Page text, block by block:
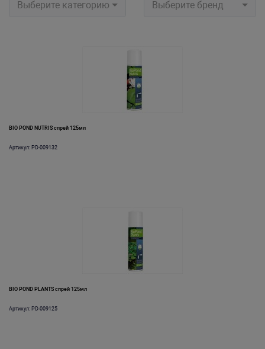
Выберите категорию Выберите бренд
BIO POND NUTRIS спрей 125мл
Артикул: PD-009132
BIO POND PLANTS спрей 125мл
Артикул: PD-009125